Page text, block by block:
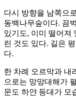
다시 방향을 남쪽으
동백나무숲이다. 끔
있기도, 이미 떨어져
린 것도 있다. 길은
다.
한 차례 오르막과 내
으로는 망망대해가
문도 하얀 등대가 모